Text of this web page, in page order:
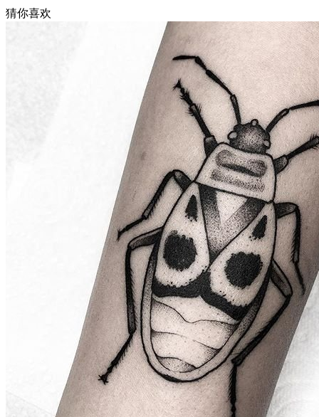
： 服务号：laobingwenshen 订阅号：laobing66666 打造国
文资讯！精美纹身图案及手稿 纹身作品 一站搞定！回复相
问千万素材的微官网，中国最强最全纹身图案尽在其中！
猜你喜欢